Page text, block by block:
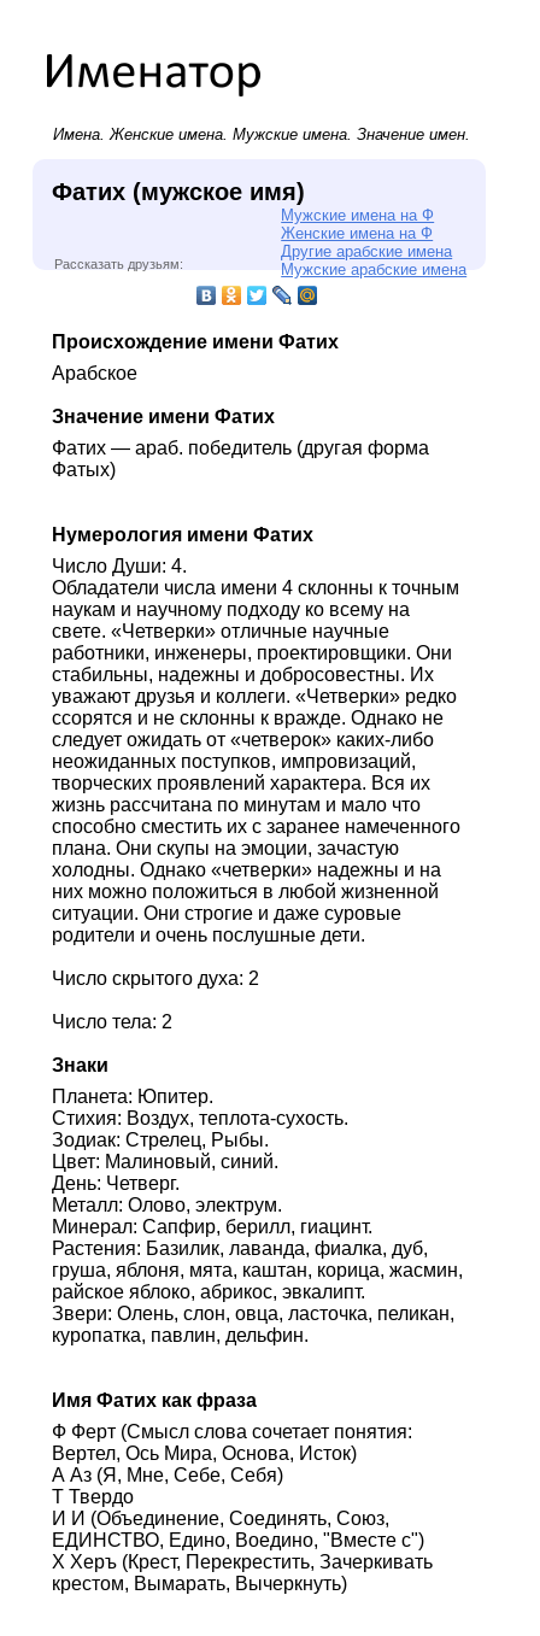
Имена.Женские имена. Мужские имена. Значение имен.
Фатих (мужское имя)
Мужские имена на Ф
Женские имена на Ф
Другие арабские имена
Мужские арабские имена
Рассказать друзьям:
Происхождение имени Фатих
Арабское
Значение имени Фатих
Фатих — араб. победитель (другая форма
Фатых)
Нумерология имени Фатих
Число Души: 4.
Обладатели числа имени 4 склонны к точным
наукам и научному подходу ко всему на
свете. «Четверки» отличные научные
работники, инженеры, проектировщики. Они
стабильны, надежны и добросовестны. Их
уважают друзья и коллеги. «Четверки» редко
ссорятся и не склонны к вражде. Однако не
следует ожидать от «четверок» каких-либо
неожиданных поступков, импровизаций,
творческих проявлений характера. Вся их
жизнь рассчитана по минутам и мало что
способно сместить их с заранее намеченного
плана. Они скупы на эмоции, зачастую
холодны. Однако «четверки» надежны и на
них можно положиться в любой жизненной
ситуации. Они строгие и даже суровые
родители и очень послушные дети.
Число скрытого духа: 2
Число тела: 2
Знаки
Планета: Юпитер.
Стихия: Воздух, теплота-сухость.
Зодиак: Стрелец, Рыбы.
Цвет: Малиновый, синий.
День: Четверг.
Металл: Олово, электрум.
Минерал: Сапфир, берилл, гиацинт.
Растения: Базилик, лаванда, фиалка, дуб,
груша, яблоня, мята, каштан, корица, жасмин,
райское яблоко, абрикос, эвкалипт.
Звери: Олень, слон, овца, ласточка, пеликан,
куропатка, павлин, дельфин.
Имя Фатих как фраза
Ф Ферт (Смысл слова сочетает понятия:
Вертел, Ось Мира, Основа, Исток)
А Аз (Я, Мне, Себе, Себя)
Т Твердо
И И (Объединение, Соединять, Союз,
ЕДИНСТВО, Едино, Воедино, "Вместе с")
Х Херъ (Крест, Перекрестить, Зачеркивать
крестом, Вымарать, Вычеркнуть)